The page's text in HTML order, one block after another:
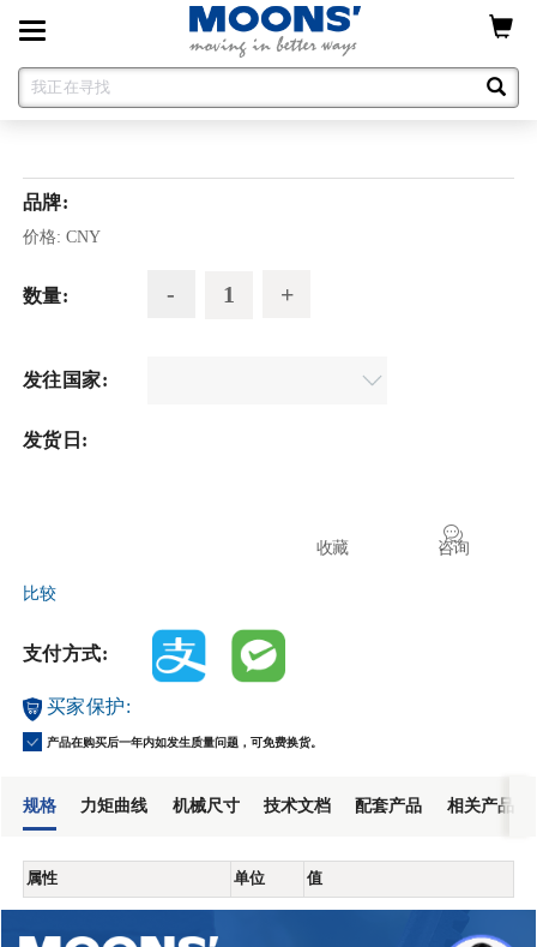
Toggle
navigation
品牌:
价格: CNY
数量:
发往国家:
发货日:
咨询
收藏
比较
支付方式:
买家保护:
产品在购买后一年内如发生质量问题，可免费换货。
规格 力矩曲线 机械尺寸 技术文档 配套产品 相关产品
属性 单位 值